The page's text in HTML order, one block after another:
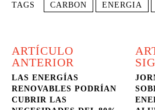
TAGS CARBON ENERGIA
ARTÍCULO
ANTERIOR
LAS ENERGÍAS
RENOVABLES PODRÍAN
CUBRIR LAS